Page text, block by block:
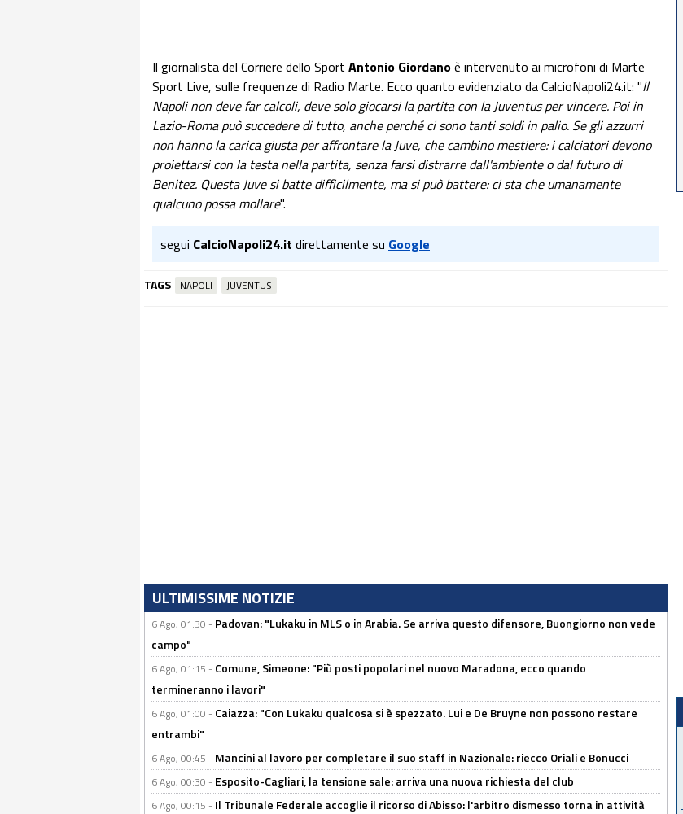
Il giornalista del Corriere dello Sport Antonio Giordanoè intervenuto ai microfoni di Marte
Sport Live, sulle frequenze di Radio Marte. Ecco quanto evidenziato da CalcioNapoli24.it: "Il
Napoli non deve far calcoli, deve solo giocarsi la partita con la Juventus per vincere. Poi in
Lazio-Roma può succedere di tutto, anche perché ci sono tanti soldi in palio. Se gli azzurri
non hanno la carica giusta per affrontare la Juve, che cambino mestiere: i calciatori devono
proiettarsi con la testa nella partita, senza farsi distrarre dall'ambiente o dal futuro di
Benitez. Questa Juve si batte difficilmente, ma si può battere: ci sta che umanamente
qualcuno possa mollare".
segui CalcioNapoli24.it direttamente su Google
TAGS NAPOLI JUVENTUS
ULTIMISSIME NOTIZIE
6 Ago, 01:30 - Padovan: "Lukaku in MLS o in Arabia. Se arriva questo difensore, Buongiorno non vede
campo"
6 Ago, 01:15 - Comune, Simeone: "Più posti popolari nel nuovo Maradona, ecco quando
termineranno i lavori"
6 Ago, 01:00 - Caiazza: "Con Lukaku qualcosa si è spezzato. Lui e De Bruyne non possono restare
entrambi"
6 Ago, 00:45 - Mancini al lavoro per completare il suo staff in Nazionale: riecco Oriali e Bonucci
6 Ago, 00:30 - Esposito-Cagliari, la tensione sale: arriva una nuova richiesta del club
6 Ago, 00:15 - Il Tribunale Federale accoglie il ricorso di Abisso: l'arbitro dismesso torna in attività